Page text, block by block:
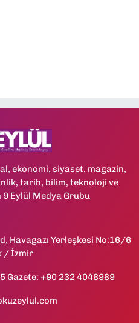
ekonomi, siyaset, magazin,
tarih, bilim, teknoloji ve
Eylül Medya Grubu
Havagazı Yerleşkesi No:16/6
/ İzmir
Gazete: +90 232 4048989